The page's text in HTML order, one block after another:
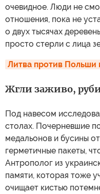
очевидное. Люди не
отношения, пока не
о двух тысячах
просто стерли с лица
Литва против Польши
Жгли заживо,
Под навесом
столах. Почерневшие
медальонов и бусины
герметичные пакеты,
Антрополог из
памяти, которая тоже
очищает кистью